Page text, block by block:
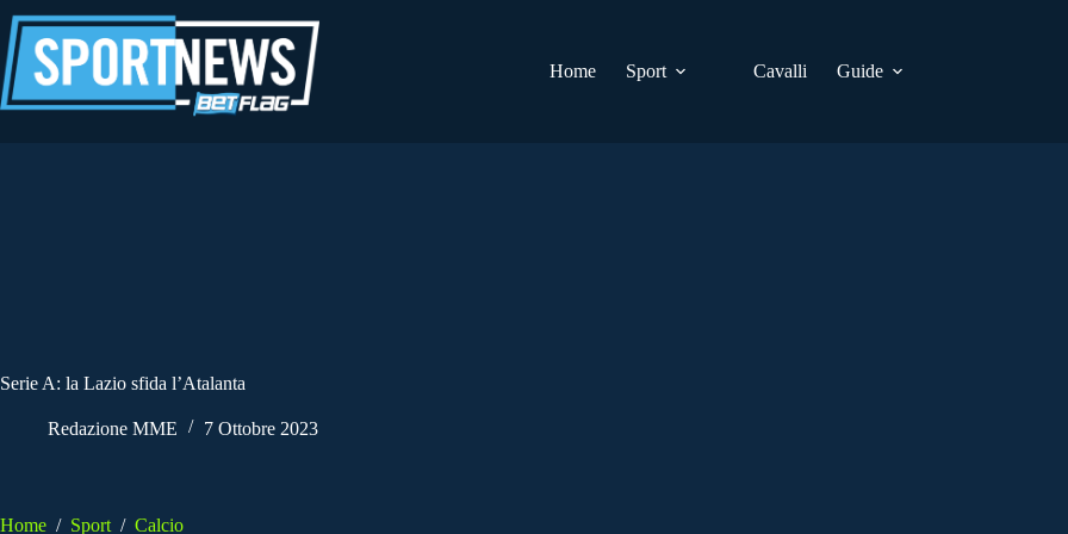
al
contenuto
Home
Sport Cavalli Guide
Serie A: la Lazio sfida l’Atalanta
Redazione MME 7 Ottobre 2023
Home / Sport / Calcio